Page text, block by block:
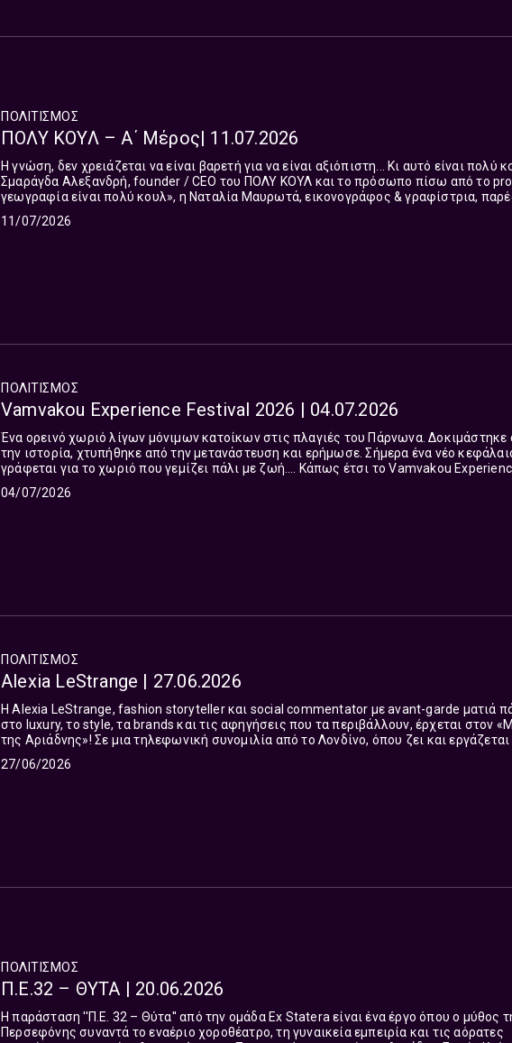
ΠΟΛΙΤΙΣΜΌΣ
ΠΟΛΥ ΚΟΥΛ – Α΄ Μέρος| 11.07.2026
Η γνώση, δεν χρειάζεται να είναι βαρετή για να είναι αξιόπιστη... Κι αυτό είναι πολύ
Σμαράγδα Αλεξανδρή, founder / CEO του ΠΟΛΥ ΚΟΥΛ και το πρόσωπο πίσω από το
γεωγραφία είναι πολύ κουλ», η Ναταλία Μαυρωτά, εικονογράφος & γραφίστρια,
11/07/2026
ΠΟΛΙΤΙΣΜΌΣ
Vamvakou Experience Festival 2026 | 04.07.2026
Ένα ορεινό χωριό λίγων μόνιμων κατοίκων στις πλαγιές του Πάρνωνα. Δοκιμάστηκε
την ιστορία, χτυπήθηκε από την μετανάστευση και ερήμωσε. Σήμερα ένα νέο
γράφεται για το χωριό που γεμίζει πάλι με ζωή…. Κάπως έτσι το Vamvakou Experience
04/07/2026
ΠΟΛΙΤΙΣΜΌΣ
Alexia LeStrange | 27.06.2026
Η Alexia LeStrange, fashion storyteller και social commentator με avant-garde ματιά
στο luxury, το style, τα brands και τις αφηγήσεις που τα περιβάλλουν, έρχεται στον
της Αριάδνης»! Σε μια τηλεφωνική συνομιλία από το Λονδίνο, όπου ζει και εργάζεται τα
27/06/2026
ΠΟΛΙΤΙΣΜΌΣ
Π.Ε.32 – ΘΥΤΑ | 20.06.2026
H παράσταση ''Π.Ε. 32 – Θύτα'' από την ομάδα Ex Statera είναι ένα έργο όπου ο μύθος
Περσεφόνης συναντά το εναέριο χοροθέατρο, τη γυναικεία εμπειρία και τις αόρατες